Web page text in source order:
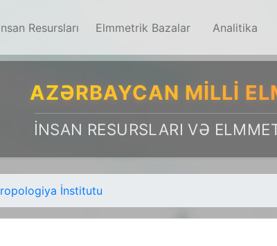
Resursları Elmmetrik Bazalar Analitika
AZƏRBAYCAN MILLI
İNSAN RESURSLARI VƏ
İnstitutu